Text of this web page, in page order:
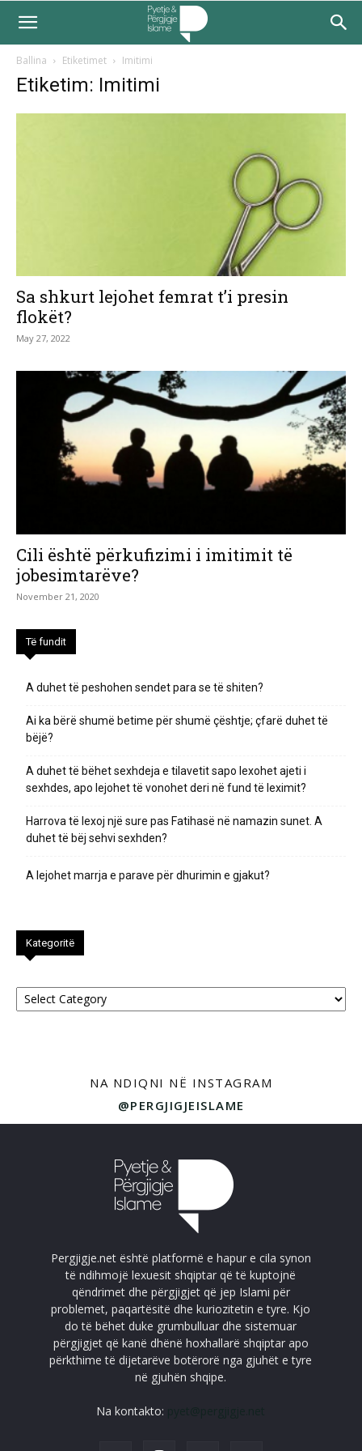
Ballina Etiketimet Imitimi
Etiketim: Imitimi
Sa shkurt lejohet femrat t’i presin
flokët?
May 27, 2022
Cili është përkufizimi i imitimit të
jobesimtarëve?
November 21, 2020
Të fundit
A duhet të peshohen sendet para se të shiten?
Ai ka bërë shumë betime për shumë çështje; çfarë duhet të
bëjë?
A duhet të bëhet sexhdeja e tilavetit sapo lexohet ajeti i
sexhdes, apo lejohet të vonohet deri në fund të leximit?
Harrova të lexoj një sure pas Fatihasë në namazin sunet. A
duhet të bëj sehvi sexhden?
A lejohet marrja e parave për dhurimin e gjakut?
Kategoritë
Kategoritë
NA NDIQNI NË INSTAGRAM
@PERGJIGJEISLAME
Pergjigje.net është platformë e hapur e cila synon
të ndihmojë lexuesit shqiptar që të kuptojnë
qëndrimet dhe përgjigjet që jep Islami për
problemet, paqartësitë dhe kuriozitetin e tyre. Kjo
do të bëhet duke grumbulluar dhe sistemuar
përgjigjet që kanë dhënë hoxhallarë shqiptar apo
përkthime të dijetarëve botërorë nga gjuhët e tyre
në gjuhën shqipe.
Na kontakto: